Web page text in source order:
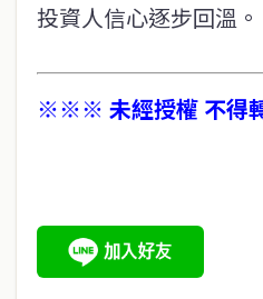
投資人信心逐步回溫。
※※※ 未經授權 不